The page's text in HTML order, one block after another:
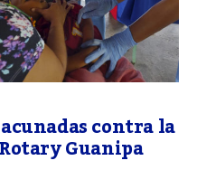
contra la
Guanipa